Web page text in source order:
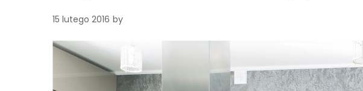
15 lutego 2016 by